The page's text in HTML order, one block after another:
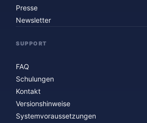
Presse
Newsletter
SUPPORT
FAQ
Schulungen
Kontakt
Versionshinweise
Systemvoraussetzungen